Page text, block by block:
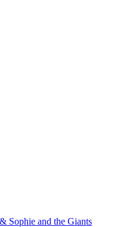
Sophie and the Giants